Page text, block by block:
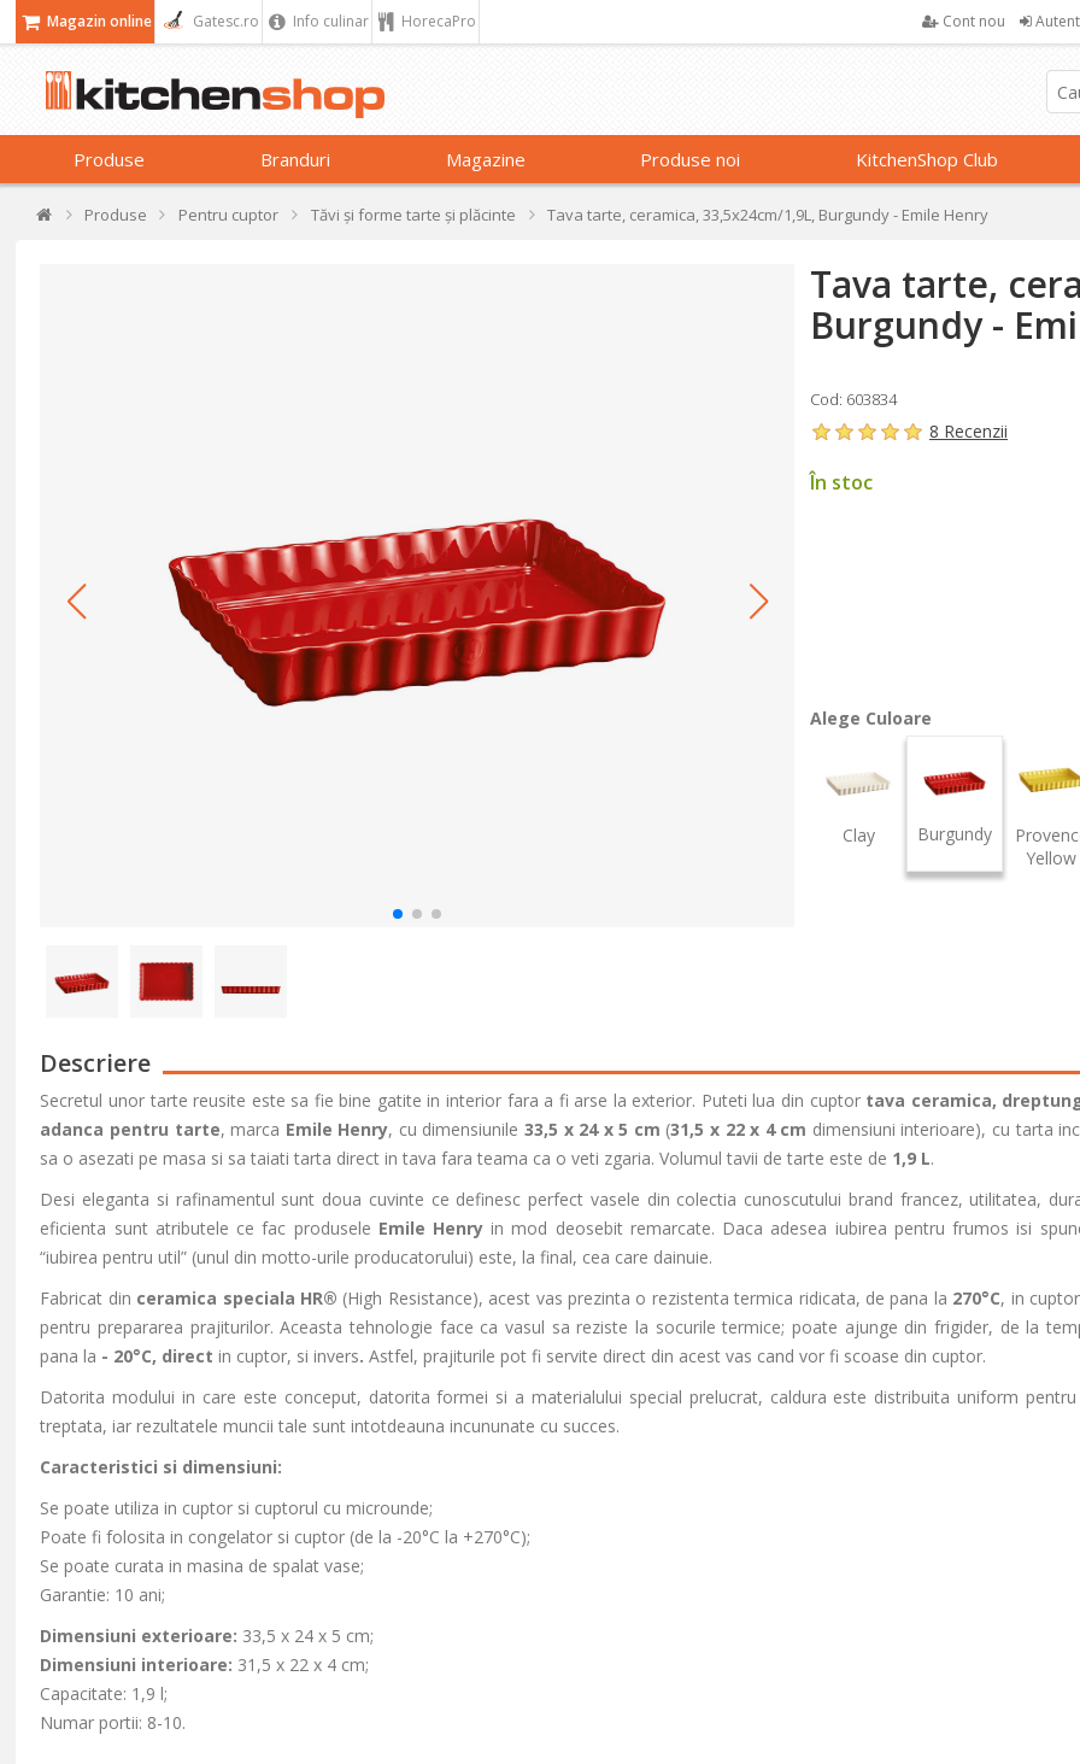
Magazin online Gatesc.ro Info culinar HorecaPro Cont nou
Produse Branduri Magazine Produse noi KitchenShop Club
Produse Pentru cuptor Tăvi și forme tarte și plăcinte Tava tarte, ceramica, 33,5x24cm/1,9L, Burgundy - Emile Henry
Tava tarte,
Burgundy -
Cod: 603834
8 Recenzii
În stoc
Alege Culoare
Clay Burgundy
Yellow
Descriere
Secretul unor tarte reusite este sa fie bine gatite in interior fara a fi arse la exterior. Puteti lua din cuptor tava ceramica,
adanca pentru tarte, marca Emile Henry, cu dimensiunile33,5 x 24 x 5 cm (31,5 x 22 x 4 cm dimensiuni interioare), cu tarta
sa o asezati pe masa si sa taiati tarta direct in tava fara teama ca o veti zgaria. Volumul tavii de tarte este de 1,9 L.
Desi eleganta si rafinamentul sunt doua cuvinte ce definesc perfect vasele din colectia cunoscutului brand francez, utilitatea,
eficienta sunt atributele ce fac produsele Emile Henry in mod deosebit remarcate. Daca adesea iubirea pentru frumos isi
“iubirea pentru util” (unul din motto-urile producatorului) este, la final, cea care dainuie.
Fabricat din ceramica speciala HR® (High Resistance), acest vas prezinta o rezistenta termica ridicata, de pana la 270°C, in
pentru prepararea prajiturilor. Aceasta tehnologie face ca vasul sa reziste la socurile termice; poate ajunge din frigider, de la
pana la - 20°C, direct in cuptor, si invers.Astfel, prajiturile pot fi servite direct din acest vas cand vor fi scoase din cuptor.
Datorita modului in care este conceput, datorita formei si a materialului special prelucrat, caldura este distribuita uniform
treptata, iar rezultatele muncii tale sunt intotdeauna incununate cu succes.
Caracteristici si dimensiuni:
Se poate utiliza in cuptor si cuptorul cu microunde;
Poate fi folosita in congelator si cuptor (de la -20°C la +270°C);
Se poate curata in masina de spalat vase;
Garantie: 10 ani;
Dimensiuni exterioare: 33,5 x 24 x 5 cm;
Dimensiuni interioare: 31,5 x 22 x 4 cm;
Capacitate: 1,9 l;
Numar portii: 8-10.